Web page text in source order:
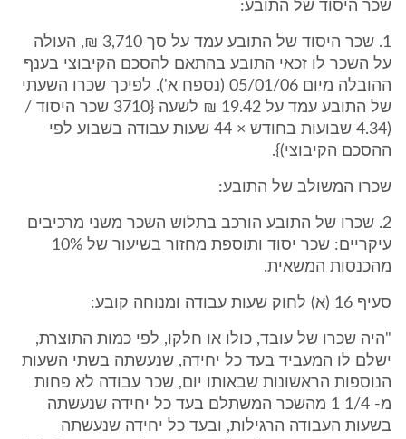
שכר היסוד של התובע:
1. שכר היסוד של התובע עמד על סך 3,710 ₪, העולה
על השכר לו זכאי התובע בהתאם להסכם הקיבוצי בענף
ההובלה מיום 05/01/06 (נספח א'). לפיכך שכרו השעתי
של התובע עמד על 19.42 ₪ לשעה {3710 שכר היסוד /
(4.34 שבועות בחודש × 44 שעות עבודה בשבוע לפי
ההסכם הקיבוצי)}.
שכרו המשולב של התובע:
2. שכרו של התובע הורכב בתלוש השכר משני מרכיבים
עיקריים: שכר יסוד ותוספת מחזור בשיעור של 10%
מהכנסות המשאית.
סעיף 16 (א) לחוק שעות עבודה ומנוחה קובע:
"היה שכרו של עובד, כולו או חלקו, לפי כמות התוצרת,
ישלם לו המעביד בעד כל יחידה, שנעשתה בשתי השעות
הנוספות הראשונות שבאותו יום, שכר עבודה לא פחות
מ- 1/4 1 מהשכר המשתלם בעד כל יחידה שנעשתה
בשעות העבודה הרגילות, ובעד כל יחידה שנעשתה